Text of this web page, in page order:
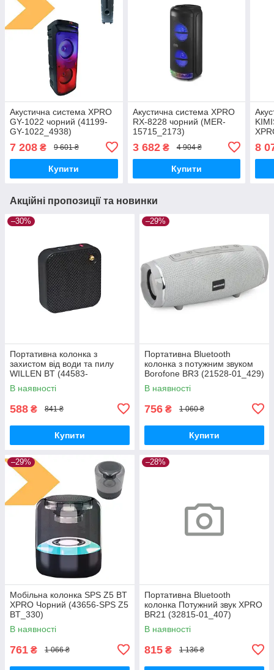
Акустична система XPRO
GY-1022 чорний (41199-
GY-1022_4938)
7 208 ₴ 9 601 ₴
Купити
Акустична система XPRO
RX-8228 чорний (MER-
15715_2173)
3 682₴ 4 904 ₴
Купити
8
Акційні пропозиції та новинки
–30%
Портативна колонка з
захистом від води та пилу
WILLEN BT (44583-
9145_213)
В наявності
588 ₴ 841 ₴
Купити
–29%
Портативна Bluetooth
колонка з потужним звуком
Borofone BR3 (21528-01_429)
В наявності
756 ₴ 1 060 ₴
Купити
–29%
Мобільна колонка SPS Z5 BT
XPRO Чорний (43656-SPS Z5
BT_330)
В наявності
761 ₴ 1 066 ₴
–28%
Портативна Bluetooth
колонка Потужний звук XPRO
BR21 (32815-01_407)
В наявності
815 ₴ 1 136 ₴